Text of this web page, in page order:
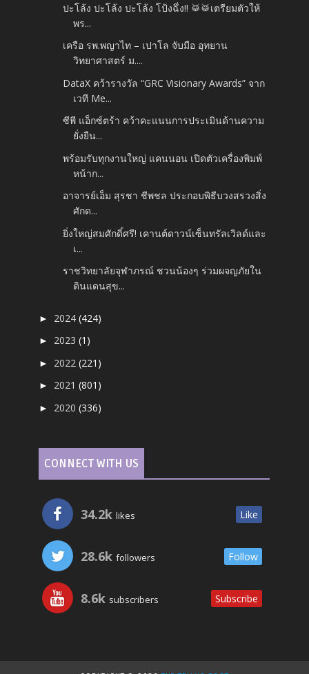
ปะโล้ง ปะโล้ง ปะโล้ง โป้งฉึ่ง!! 🥁🥁เตรียมตัวให้
พร...
เครือ รพ.พญาไท – เปาโล จับมือ อุทยาน
วิทยาศาสตร์ ม....
DataX คว้ารางวัล “GRC Visionary Awards” จาก
เวที Me...
ซีพี แอ็กซ์ตร้า คว้าคะแนนการประเมินด้านความ
ยั่งยืน...
พร้อมรับทุกงานใหญ่ แคนนอน เปิดตัวเครื่องพิมพ์
หน้าก...
อาจารย์เอ็ม สุรชา ชีพชล ประกอบพิธีบวงสรวงสิ่ง
ศักด...
ยิ่งใหญ่สมศักดิ์ศรี! เคานต์ดาวน์เซ็นทรัลเวิลด์และ
เ...
ราชวิทยาลัยจุฬาภรณ์ ชวนน้องๆ ร่วมผจญภัยใน
ดินแดนสุข...
► 2024(424)
► 2023(1)
► 2022(221)
► 2021(801)
► 2020(336)
CONNECT WITH US
34.2k likes Like
28.6k followers Follow
8.6k subscribers Subscribe